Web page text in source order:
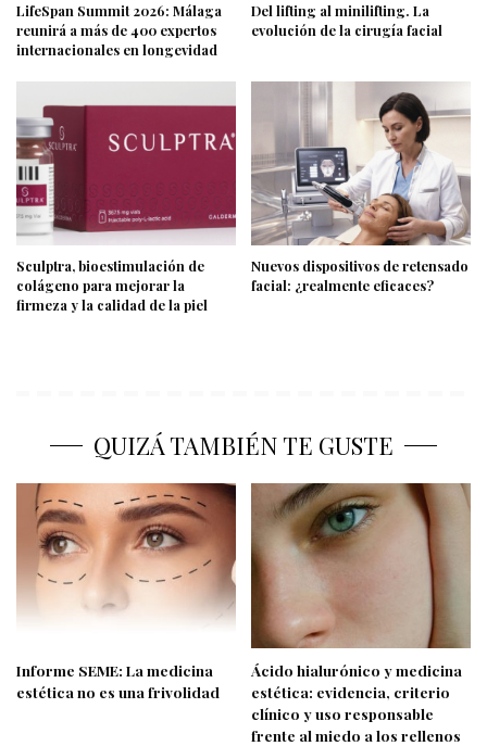
LifeSpan Summit 2026: Málaga
reunirá a más de 400 expertos
internacionales en longevidad
Del lifting al minilifting. La
evolución de la cirugía facial
Sculptra, bioestimulación de
colágeno para mejorar la
firmeza y la calidad de la piel
Nuevos dispositivos de retensado
facial: ¿realmente eficaces?
QUIZÁ TAMBIÉN TE GUSTE
Informe SEME: La medicina
estética no es una frivolidad
Ácido hialurónico y medicina
estética: evidencia, criterio
clínico y uso responsable
frente al miedo a los rellenos